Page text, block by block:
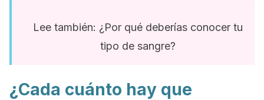
Lee también: ¿Por qué deberías conocer tu
tipo de sangre?
¿Cada cuánto hay que